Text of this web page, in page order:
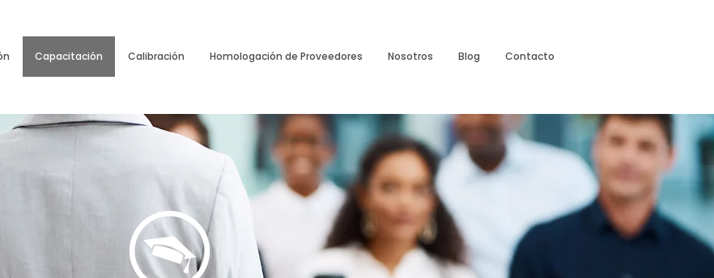
Capacitación Calibración Homologación de Proveedores Nosotros Blog Contacto